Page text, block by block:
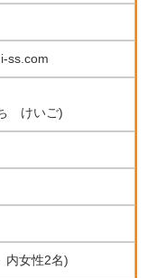
ss.com
けいご)
内女性2名)